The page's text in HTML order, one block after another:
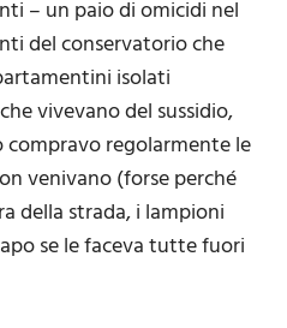
– un paio di omicidi nel
del conservatorio che
isolati
vivevano del sussidio,
compravo regolarmente le
venivano (forse perché
della strada, i lampioni
se le faceva tutte fuori